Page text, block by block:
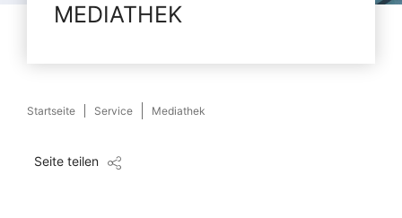
MEDIATHEK
Startseite Service Mediathek
Seite teilen